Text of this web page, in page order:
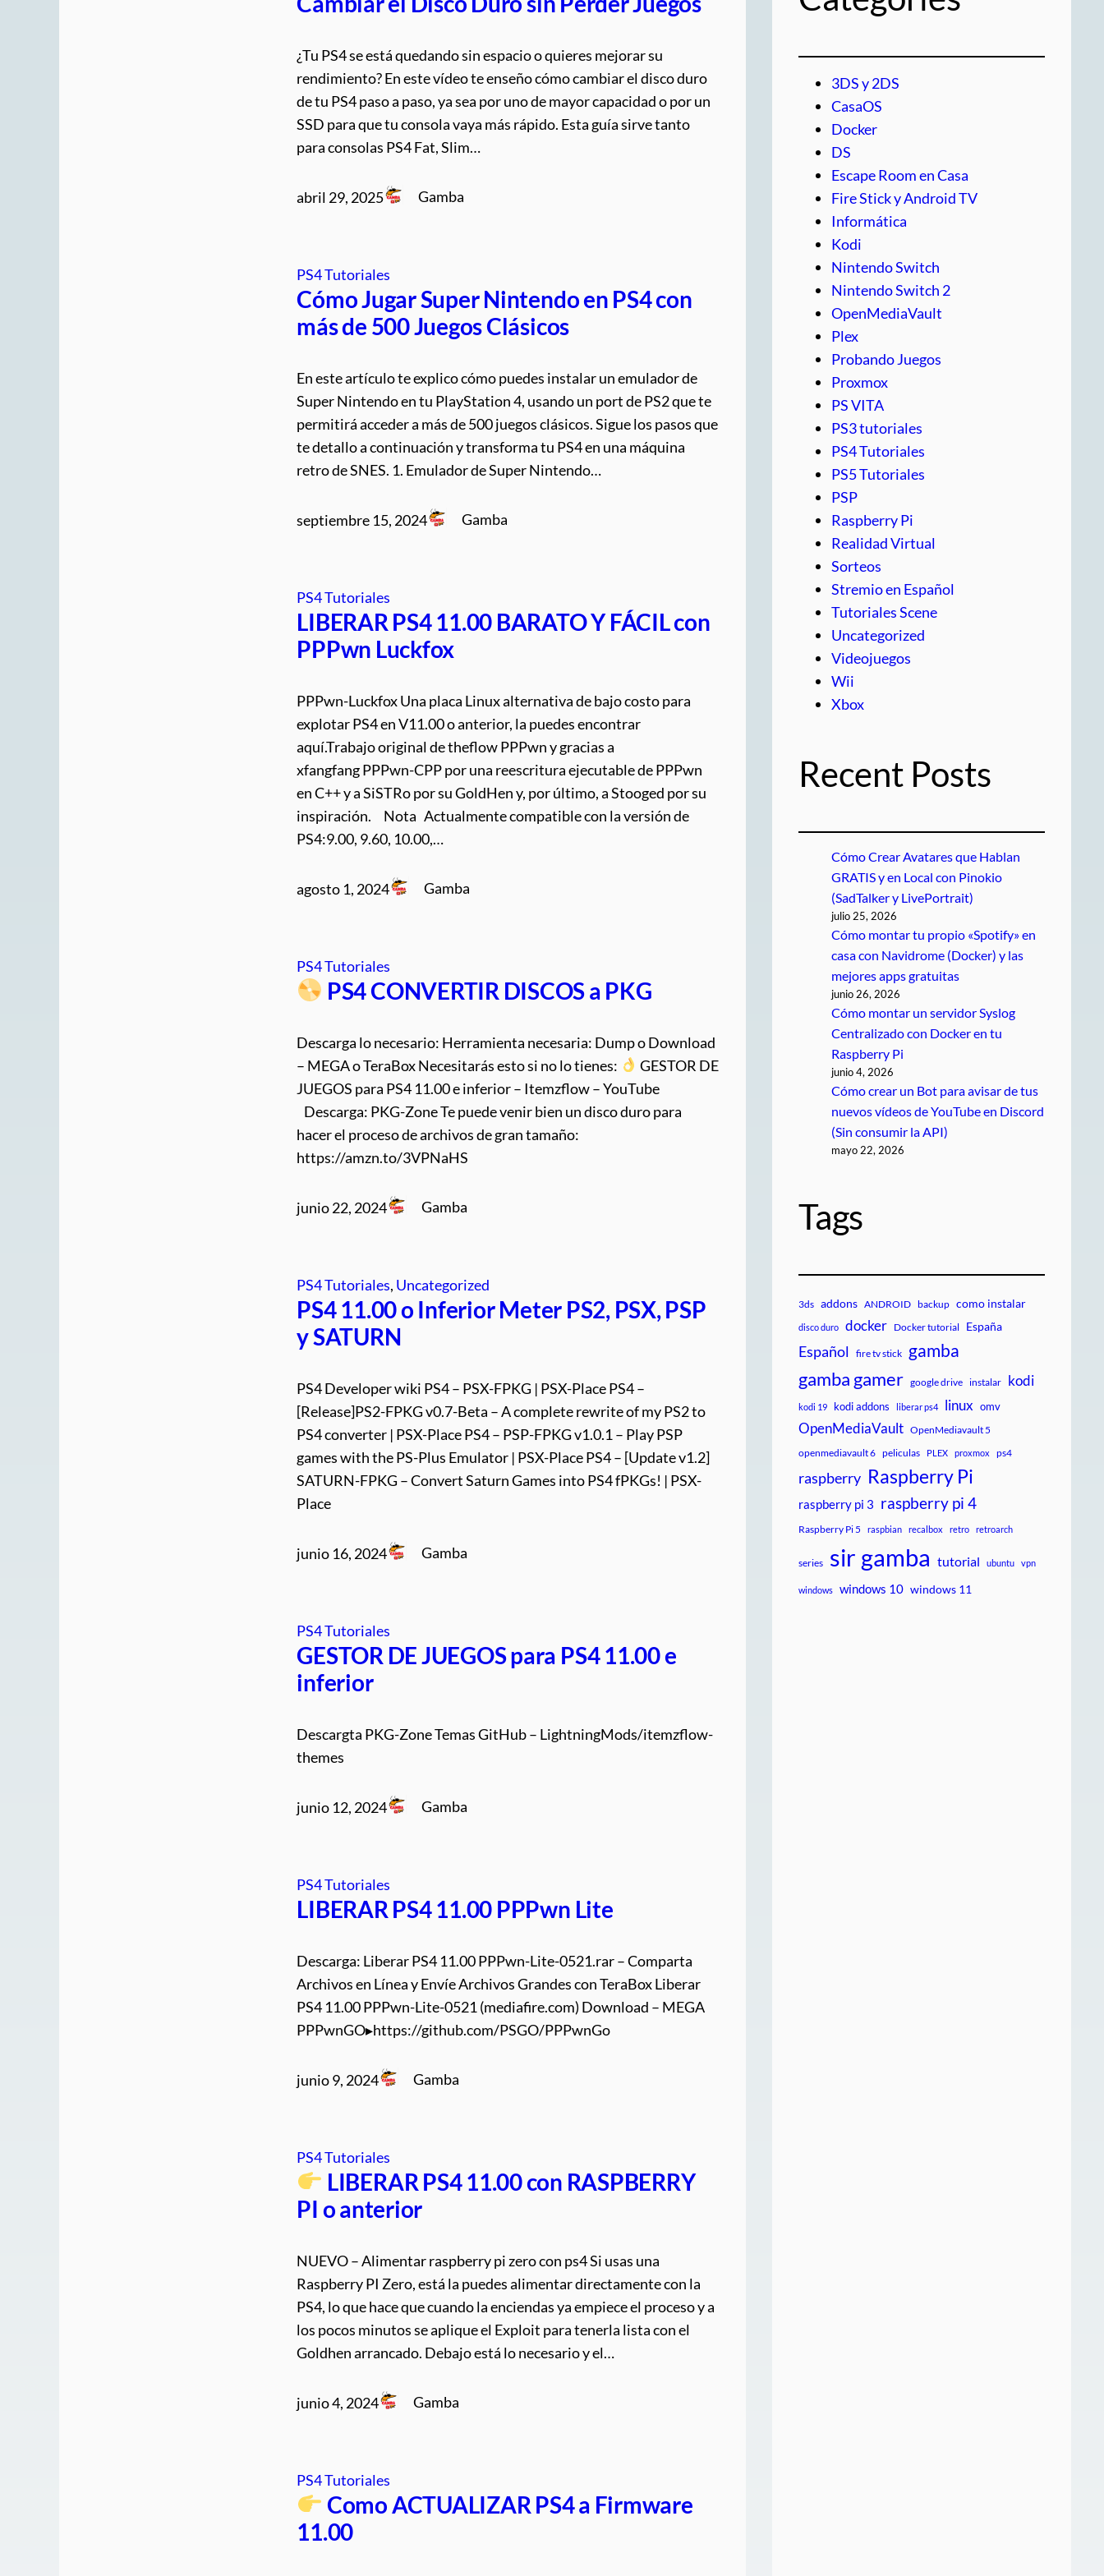
¿Tu PS4 se está quedando sin espacio o quieres mejorar su
rendimiento? En este vídeo te enseño cómo cambiar el disco duro
de tu PS4 paso a paso, ya sea por uno de mayor capacidad o por un
SSD para que tu consola vaya más rápido. Esta guía sirve tanto
para consolas PS4 Fat, Slim…
abril 29, 2025 Gamba
PS4 Tutoriales
Cómo Jugar Super Nintendo en PS4 con
más de 500 Juegos Clásicos
En este artículo te explico cómo puedes instalar un emulador de
Super Nintendo en tu PlayStation 4, usando un port de PS2 que te
permitirá acceder a más de 500 juegos clásicos. Sigue los pasos que
te detallo a continuación y transforma tu PS4 en una máquina
retro de SNES. 1. Emulador de Super Nintendo…
septiembre 15, 2024 Gamba
PS4 Tutoriales
LIBERAR PS4 11.00 BARATO Y FÁCIL con
PPPwn Luckfox
PPPwn-Luckfox Una placa Linux alternativa de bajo costo para
explotar PS4 en V11.00 o anterior, la puedes encontrar
aquí.Trabajo original de theflow PPPwn y gracias a
xfangfang PPPwn-CPP por una reescritura ejecutable de PPPwn
en C++ y a SiSTRo por su GoldHen y, por último, a Stooged por su
inspiración. Nota Actualmente compatible con la versión de
PS4:9.00, 9.60, 10.00,…
agosto 1, 2024 Gamba
PS4 Tutoriales
PS4 CONVERTIR DISCOS a PKG
Descarga lo necesario: Herramienta necesaria: Dump o Download
– MEGA o TeraBox Necesitarás esto si no lo tienes:
GESTOR DE
JUEGOS para PS4 11.00 e inferior – Itemzflow – YouTube
Descarga: PKG-Zone Te puede venir bien un disco duro para
hacer el proceso de archivos de gran tamaño:
https://amzn.to/3VPNaHS
junio 22, 2024 Gamba
PS4 Tutoriales, Uncategorized
PS4 11.00 o Inferior Meter PS2, PSX, PSP
y SATURN
PS4 Developer wiki PS4 – PSX-FPKG | PSX-Place PS4 –
[Release]PS2-FPKG v0.7-Beta – A complete rewrite of my PS2 to
PS4 converter | PSX-Place PS4 – PSP-FPKG v1.0.1 – Play PSP
games with the PS-Plus Emulator | PSX-Place PS4 – [Update v1.2]
SATURN-FPKG – Convert Saturn Games into PS4 fPKGs! | PSX-
Place
junio 16, 2024 Gamba
PS4 Tutoriales
GESTOR DE JUEGOS para PS4 11.00 e
inferior
Descargta PKG-Zone Temas GitHub – LightningMods/itemzflow-
themes
junio 12, 2024 Gamba
PS4 Tutoriales
LIBERAR PS4 11.00 PPPwn Lite
Descarga: Liberar PS4 11.00 PPPwn-Lite-0521.rar – Comparta
Archivos en Línea y Envíe Archivos Grandes con TeraBox Liberar
PS4 11.00 PPPwn-Lite-0521 (mediafire.com) Download – MEGA
PPPwnGO▸https://github.com/PSGO/PPPwnGo
junio 9, 2024 Gamba
PS4 Tutoriales
LIBERAR PS4 11.00 con RASPBERRY
PI o anterior
NUEVO – Alimentar raspberry pi zero con ps4 Si usas una
Raspberry PI Zero, está la puedes alimentar directamente con la
PS4, lo que hace que cuando la enciendas ya empiece el proceso y a
los pocos minutos se aplique el Exploit para tenerla lista con el
Goldhen arrancado. Debajo está lo necesario y el…
junio 4, 2024 Gamba
PS4 Tutoriales
Como ACTUALIZAR PS4 a Firmware
11.00
3DS y 2DS
CasaOS
Docker
DS
Escape Room en Casa
Fire Stick y Android TV
Informática
Kodi
Nintendo Switch
Nintendo Switch 2
OpenMediaVault
Plex
Probando Juegos
Proxmox
PS VITA
PS3 tutoriales
PS4 Tutoriales
PS5 Tutoriales
PSP
Raspberry Pi
Realidad Virtual
Sorteos
Stremio en Español
Tutoriales Scene
Uncategorized
Videojuegos
Wii
Xbox
Recent Posts
Cómo Crear Avatares que Hablan
GRATIS y en Local con Pinokio
(SadTalker y LivePortrait)
julio 25, 2026
Cómo montar tu propio «Spotify» en
casa con Navidrome (Docker) y las
mejores apps gratuitas
junio 26, 2026
Cómo montar un servidor Syslog
Centralizado con Docker en tu
Raspberry Pi
junio 4, 2026
Cómo crear un Bot para avisar de tus
nuevos vídeos de YouTube en Discord
(Sin consumir la API)
mayo 22, 2026
Tags
3ds addons ANDROID backup como instalar
disco duro docker Docker tutorial España
Español fire tv stick gamba
gamba gamer google drive instalar kodi
kodi 19 kodi addons liberar ps4 linux omv
OpenMediaVault OpenMediavault 5
openmediavault 6 peliculas PLEX proxmox ps4
raspberry Raspberry Pi
raspberry pi 3 raspberry pi 4
Raspberry Pi 5 raspbian recalbox retro retroarch
series sir gamba tutorial ubuntu vpn
windows windows 10 windows 11